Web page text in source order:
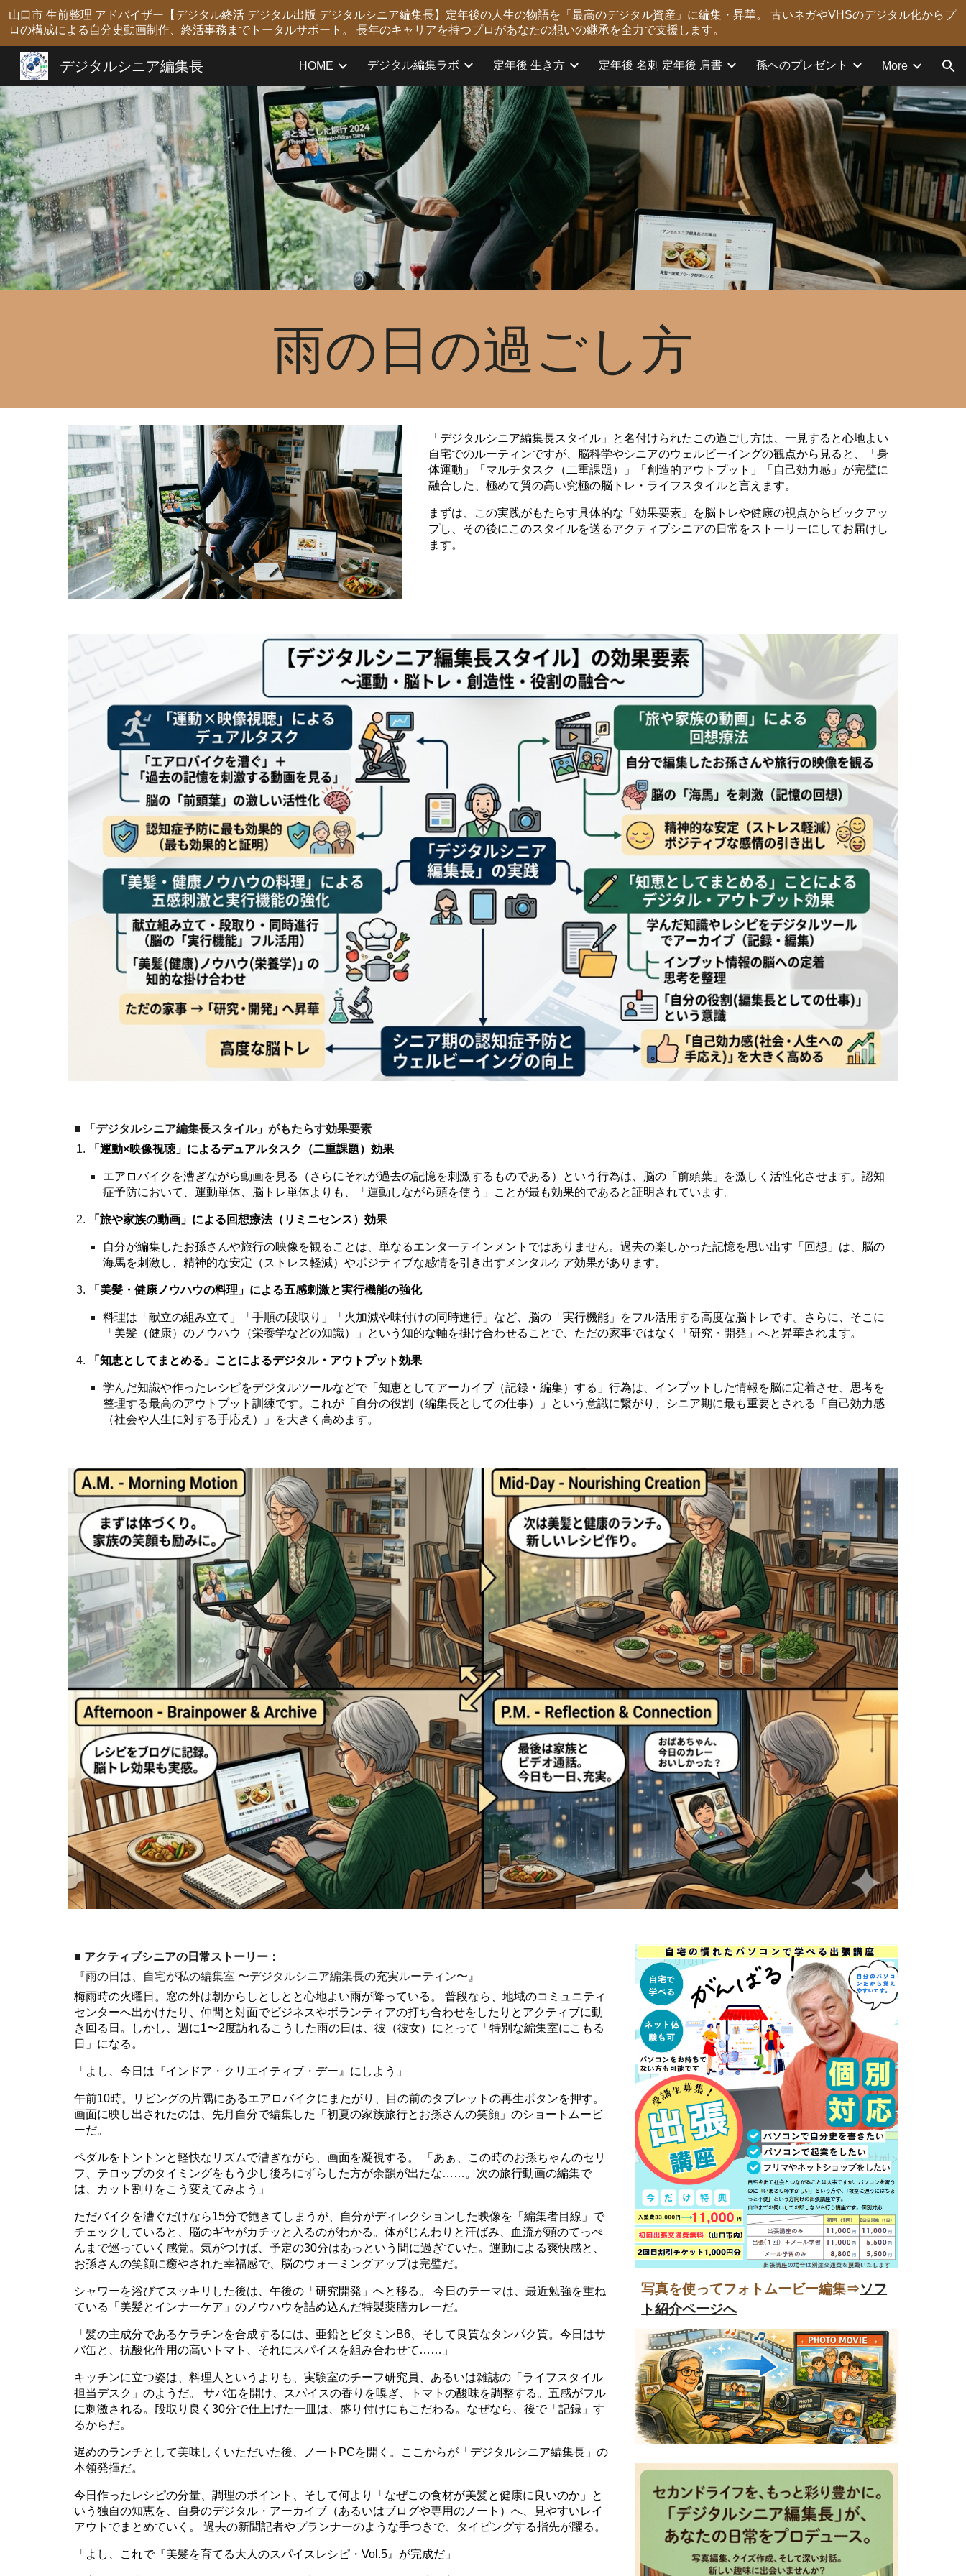
Skip to main content Skip to navigation
山口市 生前整理 アドバイザー【デジタル終活 デジタル出版 デジタルシニア編集長】定年後の人生の物語を「最高のデジタル資産」に編集・昇華。 古いネガやVHSのデジタル化からプ
ロの構成による自分史動画制作、終活事務までトータルサポート。 長年のキャリアを持つプロがあなたの想いの継承を全力で支援します。
デジタルシニア編集長 HOME デジタル編集ラボ 定年後 生き方 定年後 名刺 定年後 肩書 孫へのプレゼント More
雨の日の過ごし方
「デジタルシニア編集長スタイル」と名付けられたこの過ごし方は、一見すると心地よい
自宅でのルーティンですが、脳科学やシニアのウェルビーイングの観点から見ると、「身
体運動」「マルチタスク（二重課題）」「創造的アウトプット」「自己効力感」が完璧に
融合した、極めて質の高い究極の脳トレ・ライフスタイルと言えます。
まずは、この実践がもたらす具体的な「効果要素」を脳トレや健康の視点からピックアッ
プし、その後にこのスタイルを送るアクティブシニアの日常をストーリーにしてお届けし
ます。
■ 「デジタルシニア編集長スタイル」がもたらす効果要素
「運動×映像視聴」によるデュアルタスク（二重課題）効果
エアロバイクを漕ぎながら動画を見る（さらにそれが過去の記憶を刺激するものである）という行為は、脳の「前頭葉」を激しく活性化させます。認知
症予防において、運動単体、脳トレ単体よりも、「運動しながら頭を使う」ことが最も効果的であると証明されています。
「旅や家族の動画」による回想療法（リミニセンス）効果
自分が編集したお孫さんや旅行の映像を観ることは、単なるエンターテインメントではありません。過去の楽しかった記憶を思い出す「回想」は、脳の
海馬を刺激し、精神的な安定（ストレス軽減）やポジティブな感情を引き出すメンタルケア効果があります。
「美髪・健康ノウハウの料理」による五感刺激と実行機能の強化
料理は「献立の組み立て」「手順の段取り」「火加減や味付けの同時進行」など、脳の「実行機能」をフル活用する高度な脳トレです。さらに、そこに
「美髪（健康）のノウハウ（栄養学などの知識）」という知的な軸を掛け合わせることで、ただの家事ではなく「研究・開発」へと昇華されます。
「知恵としてまとめる」ことによるデジタル・アウトプット効果
学んだ知識や作ったレシピをデジタルツールなどで「知恵としてアーカイブ（記録・編集）する」行為は、インプットした情報を脳に定着させ、思考を
整理する最高のアウトプット訓練です。これが「自分の役割（編集長としての仕事）」という意識に繋がり、シニア期に最も重要とされる「自己効力感
（社会や人生に対する手応え）」を大きく高めます。
■ アクティブシニアの日常ストーリー：
『雨の日は、自宅が私の編集室 〜デジタルシニア編集長の充実ルーティン〜』
梅雨時の火曜日。窓の外は朝からしとしとと心地よい雨が降っている。 普段なら、地域のコミュニティ
センターへ出かけたり、仲間と対面でビジネスやボランティアの打ち合わせをしたりとアクティブに動
き回る日。しかし、週に1〜2度訪れるこうした雨の日は、彼（彼女）にとって「特別な編集室にこもる
日」になる。
「よし、今日は『インドア・クリエイティブ・デー』にしよう」
午前10時。リビングの片隅にあるエアロバイクにまたがり、目の前のタブレットの再生ボタンを押す。
画面に映し出されたのは、先月自分で編集した「初夏の家族旅行とお孫さんの笑顔」のショートムービ
ーだ。
ペダルをトントンと軽快なリズムで漕ぎながら、画面を凝視する。 「あぁ、この時のお孫ちゃんのセリ
フ、テロップのタイミングをもう少し後ろにずらした方が余韻が出たな……。次の旅行動画の編集で
は、カット割りをこう変えてみよう」
ただバイクを漕ぐだけなら15分で飽きてしまうが、自分がディレクションした映像を「編集者目線」で
チェックしていると、脳のギヤがカチッと入るのがわかる。体がじんわりと汗ばみ、血流が頭のてっぺ
んまで巡っていく感覚。気がつけば、予定の30分はあっという間に過ぎていた。運動による爽快感と、
お孫さんの笑顔に癒やされた幸福感で、脳のウォーミングアップは完璧だ。
シャワーを浴びてスッキリした後は、午後の「研究開発」へと移る。 今日のテーマは、最近勉強を重ね
ている「美髪とインナーケア」のノウハウを詰め込んだ特製薬膳カレーだ。
「髪の主成分であるケラチンを合成するには、亜鉛とビタミンB6、そして良質なタンパク質。今日はサ
バ缶と、抗酸化作用の高いトマト、それにスパイスを組み合わせて……」
キッチンに立つ姿は、料理人というよりも、実験室のチーフ研究員、あるいは雑誌の「ライフスタイル
担当デスク」のようだ。 サバ缶を開け、スパイスの香りを嗅ぎ、トマトの酸味を調整する。五感がフル
に刺激される。段取り良く30分で仕上げた一皿は、盛り付けにもこだわる。なぜなら、後で「記録」す
るからだ。
遅めのランチとして美味しくいただいた後、ノートPCを開く。ここからが「デジタルシニア編集長」の
本領発揮だ。
今日作ったレシピの分量、調理のポイント、そして何より「なぜこの食材が美髪と健康に良いのか」と
いう独自の知恵を、自身のデジタル・アーカイブ（あるいはブログや専用のノート）へ、見やすいレイ
アウトでまとめていく。 過去の新聞記者やプランナーのような手つきで、タイピングする指先が躍る。
「よし、これで『美髪を育てる大人のスパイスレシピ・Vol.5』が完成だ」
写真を使ってフォトムービー編集⇒ソフ
ト紹介ページへ